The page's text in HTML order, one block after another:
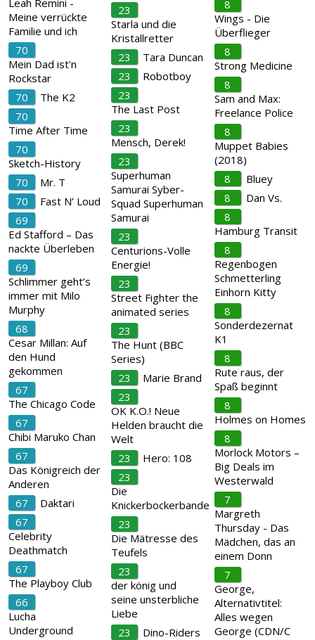
Leah Remini -
Meine verrückte
Familie und ich
70
Mein Dad ist'n
Rockstar
70
The K2
70
Time After Time
70
Sketch-History
70
Mr. T
70
Fast N’ Loud
69
Ed Stafford – Das
nackte Überleben
69
Schlimmer geht’s
immer mit Milo
Murphy
68
Cesar Millan: Auf
den Hund
gekommen
67
The Chicago Code
67
Chibi Maruko Chan
67
Das Königreich der
Anderen
67
Daktari
67
Celebrity
Deathmatch
67
The Playboy Club
66
Lucha
Underground
23
Starla und die
Kristallretter
23
Tara Duncan
23
Robotboy
23
The Last Post
23
Mensch, Derek!
23
Superhuman
Samurai Syber-
Squad Superhuman
Samurai
23
Centurions-Volle
Energie!
23
Street Fighter the
animated series
23
The Hunt (BBC
Series)
23
Marie Brand
23
OK K.O.! Neue
Helden braucht die
Welt
23
Hero: 108
23
Die
Knickerbockerbande
23
Die Mätresse des
Teufels
23
der könig und
seine unsterbliche
Liebe
23
Dino-Riders
8
Wings - Die
Überflieger
8
Strong Medicine
8
Sam and Max:
Freelance Police
8
Muppet Babies
(2018)
8
Bluey
8
Dan Vs.
8
Hamburg Transit
8
Regenbogen
Schmetterling
Einhorn Kitty
8
Sonderdezernat
K1
8
Rute raus, der
Spaß beginnt
8
Holmes on Homes
8
Morlock Motors –
Big Deals im
Westerwald
7
Margreth
Thursday - Das
Mädchen, das an
einem Donn
7
George,
Alternativtitel:
Alles wegen
George (CDN/C